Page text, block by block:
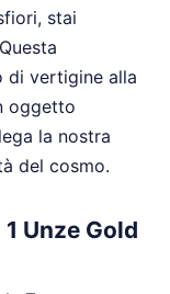
stai
di vertigine alla
oggetto
la nostra
del cosmo.
Unze Gold